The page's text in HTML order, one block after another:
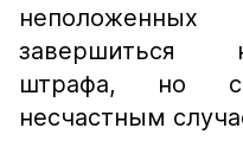
завершиться
штрафа, но
несчастным